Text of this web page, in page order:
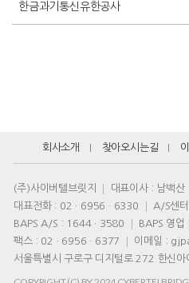
한금과기통신유한공사
회사소개 찾아오시는길
(주)사이버텔브릿지 대표이사 : 남백산
대표전화 : 02 · 6956 · 6330 A/S센
BAPS A/S : 1644 · 3580 BAPS 영업 :
팩스 : 02 · 6956 · 6377
이메일 :
서울특별시 구로구 디지털로 272 한신